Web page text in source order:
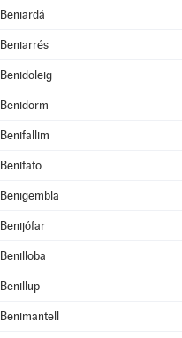
Beniardá
Beniarrés
Benidoleig
Benidorm
Benifallim
Benifato
Benigembla
Benijófar
Benilloba
Benillup
Benimantell